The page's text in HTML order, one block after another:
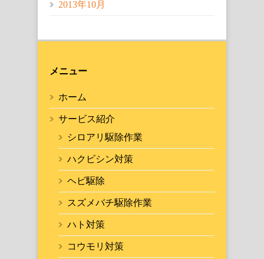
2013年10月
メニュー
ホーム
サービス紹介
シロアリ駆除作業
ハクビシン対策
ヘビ駆除
スズメバチ駆除作業
ハト対策
コウモリ対策